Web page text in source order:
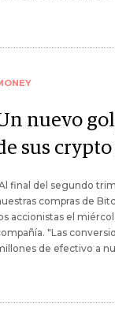
nuevo
sus
final del segundo
compras de
accionistas el
"Las
de efectivo a